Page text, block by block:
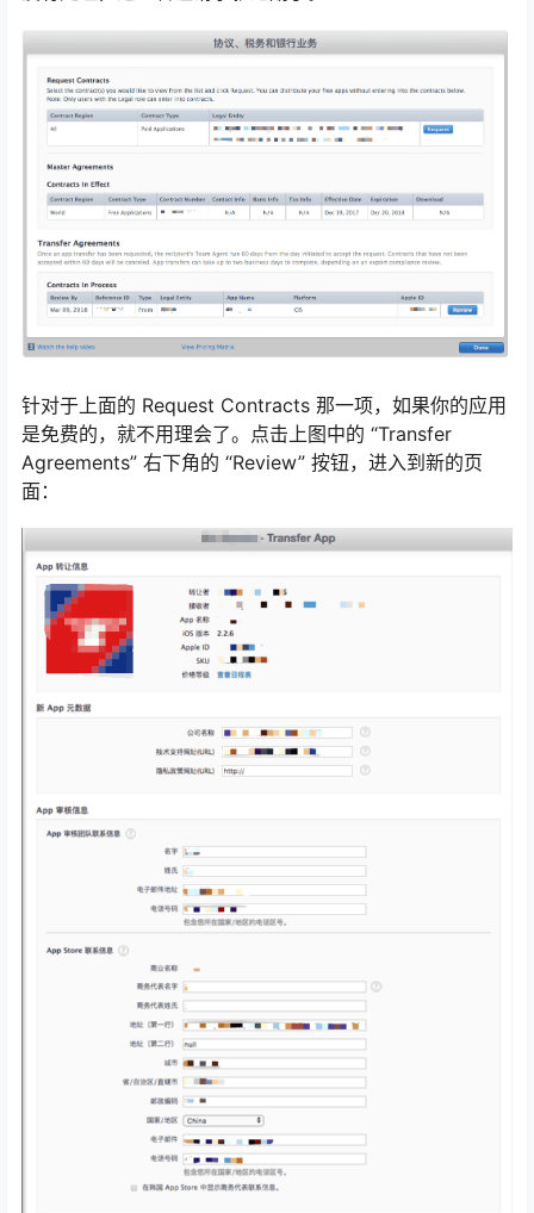
针对于上面的 Request Contracts 那一项，如果你的应用
是免费的，就不用理会了。点击上图中的 “Transfer
Agreements” 右下角的 “Review” 按钮，进入到新的页
面：